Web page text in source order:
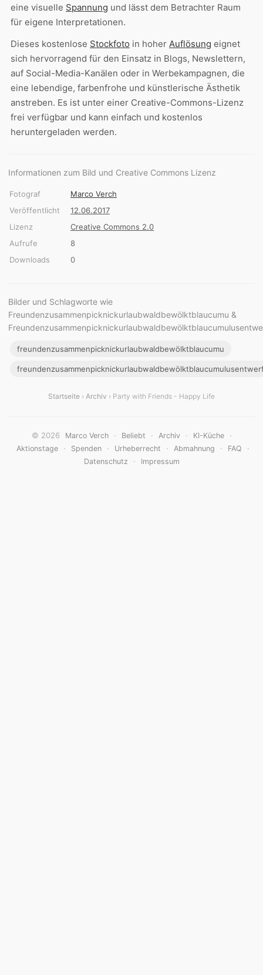
eine visuelle Spannung und lässt dem Betrachter Raum
für eigene Interpretationen.
Dieses kostenlose Stockfoto in hoher Auflösung eignet
sich hervorragend für den Einsatz in Blogs, Newslettern,
auf Social-Media-Kanälen oder in Werbekampagnen, die
eine lebendige, farbenfrohe und künstlerische Ästhetik
anstreben. Es ist unter einer Creative-Commons-Lizenz
frei verfügbar und kann einfach und kostenlos
heruntergeladen werden.
Informationen zum Bild und Creative Commons Lizenz
Fotograf
Marco Verch
Veröffentlicht
12.06.2017
Lizenz
Creative Commons 2.0
Aufrufe
8
Downloads
0
Bilder und Schlagworte wie
Freundenzusammenpicknickurlaubwaldbewölktblaucumu &
freundenzusammenpicknickurlaubwaldbewölktblaucumu
Startseite › Archiv › Party with Friends - Happy Life
© 2026 Marco Verch · Beliebt · Archiv · KI-Küche ·
Aktionstage · Spenden · Urheberrecht · Abmahnung · FAQ ·
Datenschutz · Impressum